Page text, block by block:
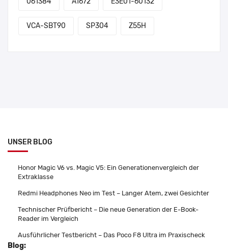
VCA-SBT90 SP304 Z55H
UNSER BLOG
Honor Magic V6 vs. Magic V5: Ein Generationenvergleich der
Extraklasse
Redmi Headphones Neo im Test – Langer Atem, zwei Gesichter
Technischer Prüfbericht – Die neue Generation der E-Book-
Reader im Vergleich
Ausführlicher Testbericht – Das Poco F8 Ultra im Praxischeck
Blog: